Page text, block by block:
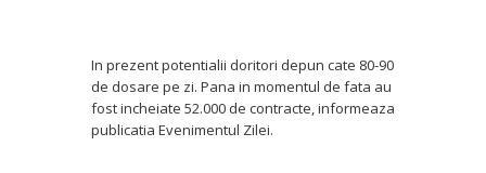
In prezent potentialii doritori depun cate 80-90
de dosare pe zi. Pana in momentul de fata au
fost incheiate 52.000 de contracte, informeaza
publicatia Evenimentul Zilei.